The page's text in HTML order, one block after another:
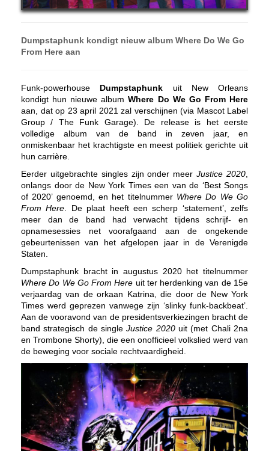
Dumpstaphunk kondigt nieuw album Where Do We Go
From Here aan
Funk-powerhouse Dumpstaphunk uit New Orleans
kondigt hun nieuwe albumWhere Do We Go From Here
aan, dat op 23 april 2021 zal verschijnen (via Mascot Label
Group / The Funk Garage). De release is het eerste
volledige album van de band in zeven jaar, en
onmiskenbaar het krachtigste en meest politiek gerichte uit
hun carrière.
Eerder uitgebrachte singles zijn onder meerJustice 2020,
onlangs door de New York Times een van de ‘Best Songs
of 2020’ genoemd, en het titelnummer Where Do We Go
From Here. De plaat heeft een scherp ‘statement’, zelfs
meer dan de band had verwacht tijdens schrijf- en
opnamesessies net voorafgaand aan de ongekende
gebeurtenissen van het afgelopen jaar in de Verenigde
Staten.
Dumpstaphunk bracht in augustus 2020 het titelnummer
Where Do We Go From Here uit ter herdenking van de 15e
verjaardag van de orkaan Katrina, die door de New York
Times werd geprezen vanwege zijn ‘slinky funk-backbeat’.
Aan de vooravond van de presidentsverkiezingen bracht de
band strategisch de singleJustice 2020uit (met Chali 2na
en Trombone Shorty), die een onofficieel volkslied werd van
de beweging voor sociale rechtvaardigheid.